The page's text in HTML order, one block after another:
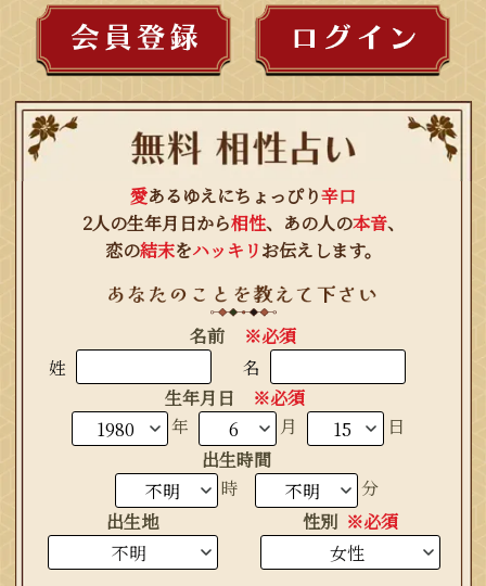
愛あるゆえにちょっぴり辛口
2人の生年月日から相性、あの人の本音、
恋の結末をハッキリお伝えします。
名前
※必須
姓
名
生年月日
※必須
生まれ年
年 月
日
出生時間
時
分
出生地
性別 ※必須